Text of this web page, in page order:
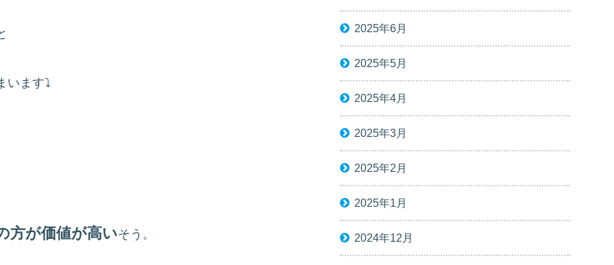
います⤵
方が価値が高いそう。
2025年6月
2025年5月
2025年4月
2025年3月
2025年2月
2025年1月
2024年12月